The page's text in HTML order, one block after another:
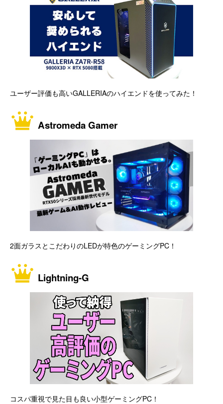
ユーザー評価も高いGALLERIAのハイエンドを使ってみた！
Astromeda Gamer
2面ガラスとこだわりのLEDが特色のゲーミングPC！
Lightning-G
コスパ重視で見た目も良い小型ゲーミングPC！